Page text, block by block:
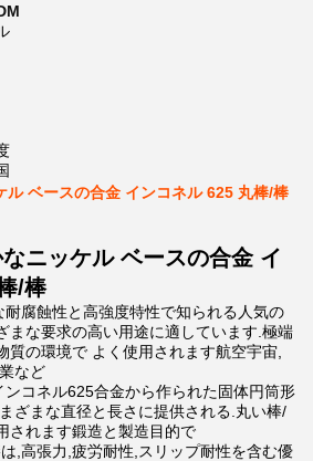
ル ベースの合金 インコネル 625 丸棒/棒
ニッケル ベースの合金 イ
/棒
腐蝕性と高強度特性で知られる人気の
まな要求の高い用途に適しています.極端
質の環境で よく使用されます航空宇宙,
など
コネル625合金から作られた固体円筒形
ざまな直径と長さに提供される.丸い棒/
されます鍛造と製造目的で
,高張力,疲労耐性,スリップ耐性を含む優